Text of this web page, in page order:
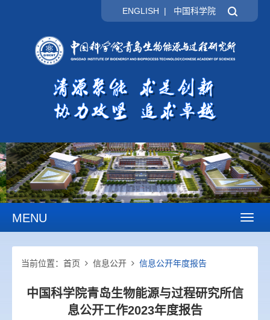
ENGLISH | 中国科学院
MENU
当前位置： 首页 信息公开 信息公开年度报告
中国科学院青岛生物能源与过程研究所信
息公开工作2023年度报告